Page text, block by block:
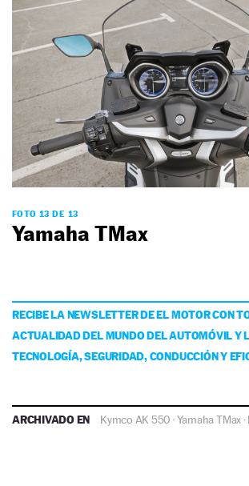
FOTO 13 DE 13
Yamaha TMax
RECIBE LA NEWSLETTER DE EL MOTOR CON
ACTUALIDAD DEL MUNDO DEL AUTOMÓVIL Y
TECNOLOGÍA, SEGURIDAD, CONDUCCIÓN Y
ARCHIVADO EN Kymco AK 550 ·Yamaha TMax ·